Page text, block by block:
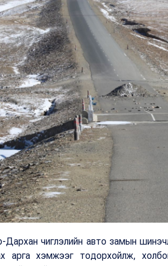
Дархан чиглэлийн авто замын
арга хэмжээг тодорхойлж,